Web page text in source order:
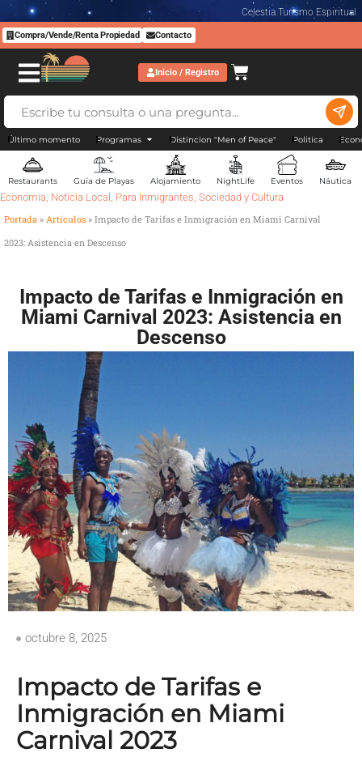
Celestia Turismo Espiritual
Compra/Vende/Renta Propiedad Contacto
Inicio / Registro
Último momento Programas Distincion "Men of Peace" Politica
Restaurants Guía de Playas Alojamiento NightLife Eventos Náutica
Economia, Noticia Local , Para Inmigrantes, Sociedad y Cultura
Portada » Artículos » Impacto de Tarifas e Inmigración en Miami Carnival
2023: Asistencia en Descenso
Impacto de Tarifas e Inmigración en
Miami Carnival 2023: Asistencia en
Descenso
octubre 8, 2025
Impacto de Tarifas e
Inmigración en Miami
Carnival 2023